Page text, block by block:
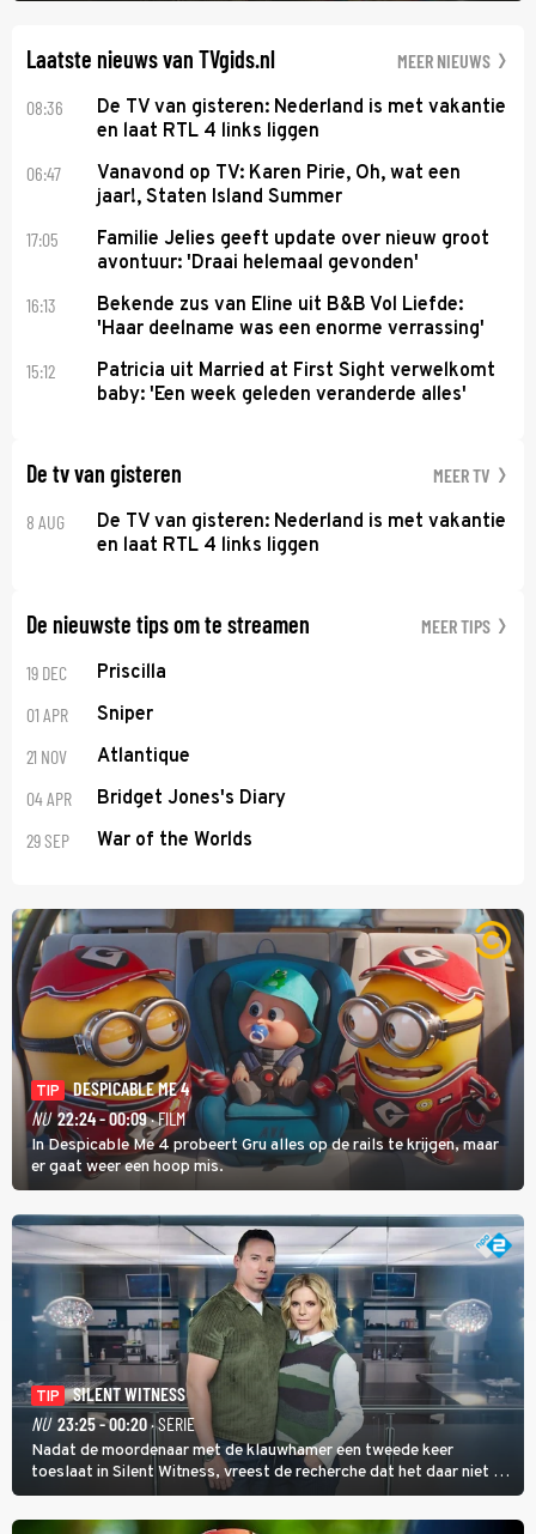
Laatste nieuws van TVgids.nl MEER NIEUWS
08:36
De TV van gisteren: Nederland is met vakantie
en laat RTL 4 links liggen
06:47
Vanavond op TV: Karen Pirie, Oh, wat een
jaar!, Staten Island Summer
17:05
Familie Jelies geeft update over nieuw groot
avontuur: 'Draai helemaal gevonden'
16:13
Bekende zus van Eline uit B&B Vol Liefde:
'Haar deelname was een enorme verrassing'
15:12
Patricia uit Married at First Sight verwelkomt
baby: 'Een week geleden veranderde alles'
De tv van gisteren MEER TV
8 AUG
De TV van gisteren: Nederland is met vakantie
en laat RTL 4 links liggen
De nieuwste tips om te streamen MEER TIPS
19 DEC Priscilla
01 APR Sniper
21 NOV Atlantique
04 APR Bridget Jones's Diary
29 SEP War of the Worlds
TIP
DESPICABLE ME 4
NU 22:24 - 00:09· FILM
In Despicable Me 4 probeert Gru alles op de rails te krijgen, maar
er gaat weer een hoop mis.
TIP
SILENT WITNESS
NU 23:25 - 00:20· SERIE
Nadat de moordenaar met de klauwhamer een tweede keer
toeslaat in Silent Witness, vreest de recherche dat het daar niet bij
blijft en vinden Kit en Jack op de plaats delict een foto met nog
twee andere potentiële slachtoffers.